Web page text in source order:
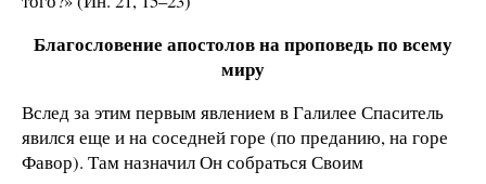
Благословение апостолов на проповедь по всему
миру
Вслед за этим первым явлением в Галилее Спаситель
явился еще и на соседней горе (по преданию, на горе
Фавор). Там назначил Он собраться Своим